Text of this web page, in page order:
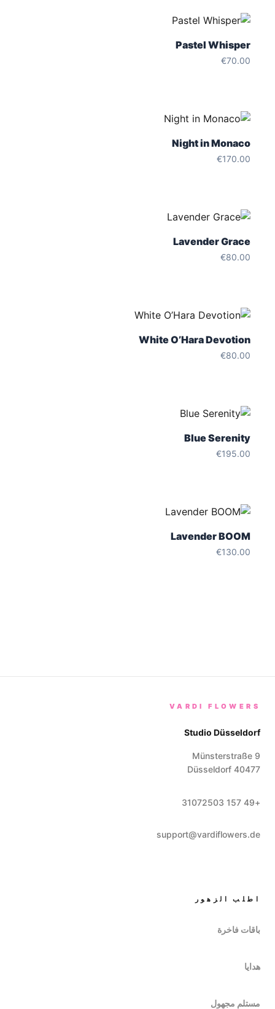
Pastel Whisper
€70.00
Night in Monaco
€170.00
Lavender Grace
€80.00
White O’Hara Devotion
€80.00
Blue Serenity
€195.00
Lavender BOOM
€130.00
VARDI FLOWERS
Studio Düsseldorf
Münsterstraße 9
40477
Düsseldorf
+49 157 31072503
support@vardiflowers.de
اطلب الزهور
باقات فاخرة
هدايا
مستلم مجهول